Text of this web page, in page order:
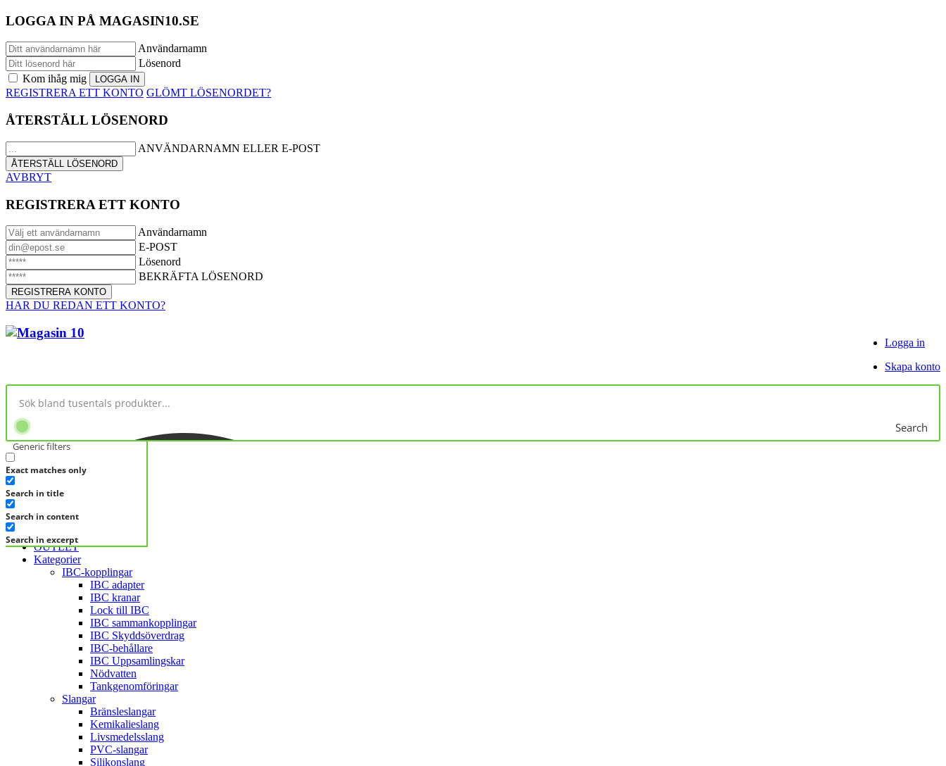
LOGGA IN PÅ MAGASIN10.SE
Användarnamn
Lösenord
Kom ihåg mig
REGISTRERA ETT KONTO GLÖMT LÖSENORDET?
ÅTERSTÄLL LÖSENORD
ANVÄNDARNAMN ELLER E-POST
AVBRYT
REGISTRERA ETT KONTO
Användarnamn
E-POST
Lösenord
BEKRÄFTA LÖSENORD
HAR DU REDAN ETT KONTO?
Logga in
Skapa konto
Search
Generic filters
Exact matches only
Search in title
Search in content
Search in excerpt
KATEGORIER
FRÅGA DIREKT
OUTLET
Kategorier
IBC-kopplingar
IBC adapter
IBC kranar
Lock till IBC
IBC sammankopplingar
IBC Skyddsöverdrag
IBC-behållare
IBC Uppsamlingskar
Nödvatten
Tankgenomföringar
Slangar
Bränsleslangar
Kemikalieslang
Livsmedelsslang
PVC-slangar
Silikonslang